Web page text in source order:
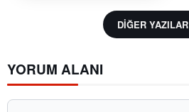
DİĞER YAZILAR
YORUM ALANI